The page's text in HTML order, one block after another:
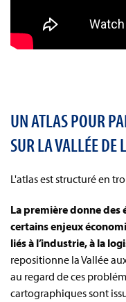
UN ATLAS POUR
SUR LA VALLÉE DE
L'atlas est structuré en
La première donne
certains enjeux
liés à l’industrie, à la
repositionne la Vallée
au regard de ces
cartographiques sont